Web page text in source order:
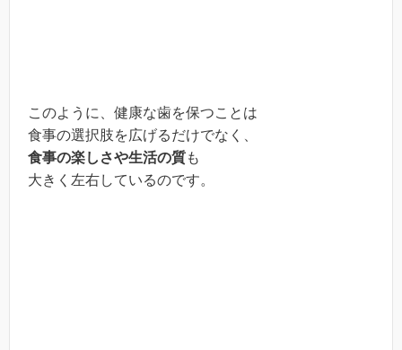
このように、健康な歯を保つことは
食事の選択肢を広げるだけでなく、
食事の楽しさや生活の質も
大きく左右しているのです。